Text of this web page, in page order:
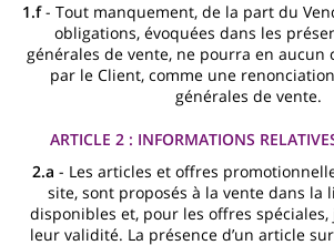
1.f- Tout manquement, de la part du
obligations, évoquées dans les
générales de vente, ne pourra en aucun
par le Client, comme une
générales de vente.
ARTICLE 2 : INFORMATIONS
2.a - Les articles et offres
site, sont proposés à la vente dans la
disponibles et, pour les offres spéciales,
leur validité. La présence d’un article